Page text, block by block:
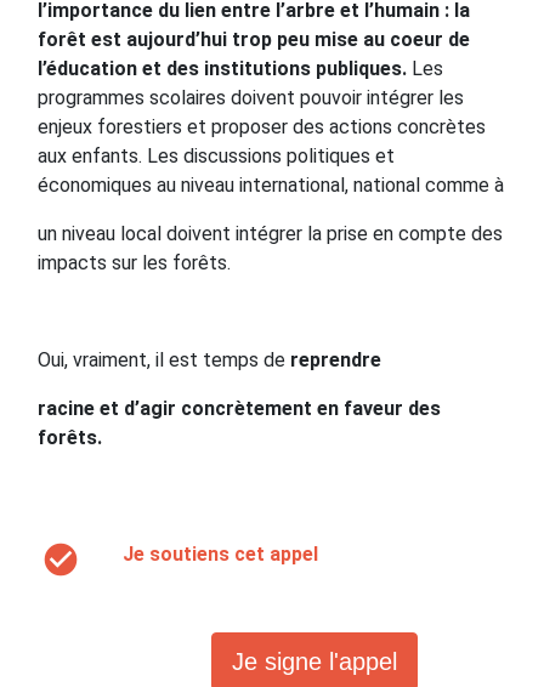
l’importance du lien entre l’arbre et l’humain : la
forêt est aujourd’hui trop peu mise au coeur de
l’éducation et des institutions publiques. Les
programmes scolaires doivent pouvoir intégrer les
enjeux forestiers et proposer des actions concrètes
aux enfants. Les discussions politiques et
économiques au niveau international, national comme à
un niveau local doivent intégrer la prise en compte des
impacts sur les forêts.
Oui, vraiment, il est temps de reprendre
racine et d’agir concrètement en faveur des
forêts.
check_circle Je soutiens cet appel
Je signe l'appel